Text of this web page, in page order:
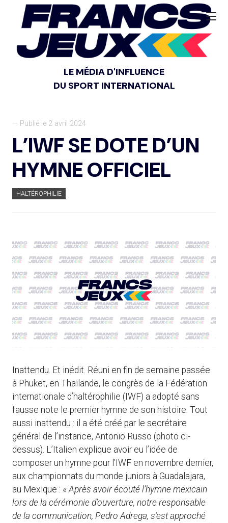
LE MÉDIA D'INFLUENCE
DU SPORT INTERNATIONAL
— Publié le 2 avril 2024
L’IWF SE DOTE D’UN
HYMNE OFFICIEL
HALTÉROPHILIE
Inattendu. Et inédit. Réuni en fin de semaine passée
à Phuket, en Thaïlande, le congrès de la Fédération
internationale d’haltérophilie (IWF) a adopté sans
fausse note le premier hymne de son histoire. Tout
aussi inattendu : il a été créé par le secrétaire
général de l’instance, Antonio Russo (photo ci-
dessus). L’Italien explique avoir eu l’idée de
composer un hymne pour l’IWF en novembre dernier,
aux championnats du monde juniors à Guadalajara,
au Mexique : «Après avoir écouté l’hymne mexicain
lors de la cérémonie d’ouverture, notre responsable
de la communication, Pedro Adrega, s’est approché